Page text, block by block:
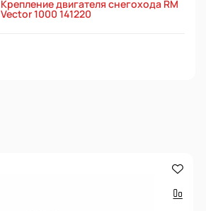
Крепление двигателя снегохода RM
Vector 1000 141220